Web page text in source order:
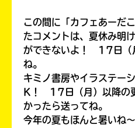
この間に「カフェあーだ
たコメントは、夏休み明
ができないよ！ 17日（
ね。
キミノ書房やイラステー
K！ 17日（月）以降の
かったら送ってね。
今年の夏もほんと暑いね